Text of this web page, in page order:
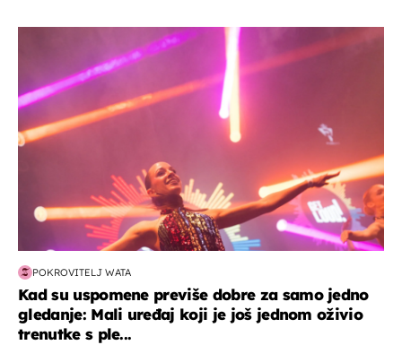
POKROVITELJ WATA
Kad su uspomene previše dobre za samo jedno
gledanje: Mali uređaj koji je još jednom oživio
trenutke s ple...